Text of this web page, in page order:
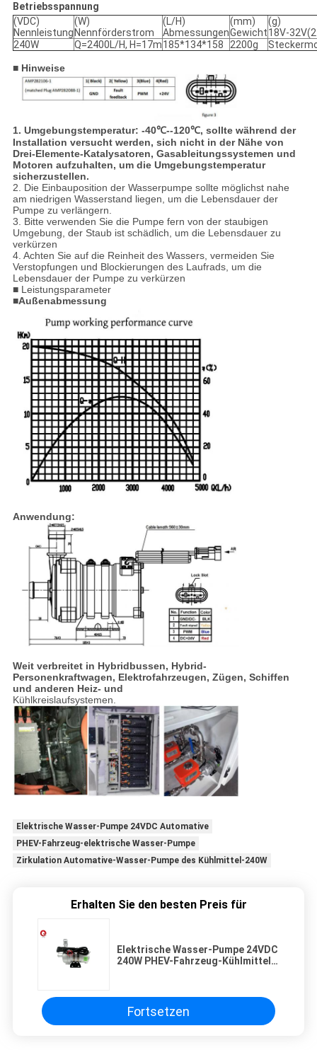
Betriebsspannung
(VDC)
Nennleistung
(W)
Nennförderstrom
(L/H)
Abmessungen
(mm)
Gewicht
(g)
18V-
240W
Q=2400L/H, H=17m185*134*158 2200g
■ Hinweise
1. Umgebungstemperatur: -40℃--120℃, sollte während der
Installation versucht werden, sich nicht in der Nähe von
Drei-Elemente-Katalysatoren, Gasableitungssystemen und
Motoren aufzuhalten, um die Umgebungstemperatur
sicherzustellen.
2. Die Einbauposition der Wasserpumpe sollte möglichst nahe
am niedrigen Wasserstand liegen, um die Lebensdauer der
Pumpe zu verlängern.
3. Bitte verwenden Sie die Pumpe fern von der staubigen
Umgebung, der Staub ist schädlich, um die Lebensdauer zu
verkürzen
4. Achten Sie auf die Reinheit des Wassers, vermeiden Sie
Verstopfungen und Blockierungen des Laufrads, um die
Lebensdauer der Pumpe zu verkürzen
■ Leistungsparameter
■Außenabmessung
Anwendung:
Weit verbreitet in Hybridbussen, Hybrid-
Personenkraftwagen, Elektrofahrzeugen, Zügen, Schiffen
und anderen Heiz- und
Kühlkreislaufsystemen.
Elektrische Wasser-Pumpe 24VDC Automative
PHEV-Fahrzeug-elektrische Wasser-Pumpe
Zirkulation Automative-Wasser-Pumpe des Kühlmittel-240W
Erhalten Sie den besten Preis für
Elektrische Wasser-Pumpe 24VDC
240W PHEV-Fahrzeug-Kühlmittel-
Fortsetzen